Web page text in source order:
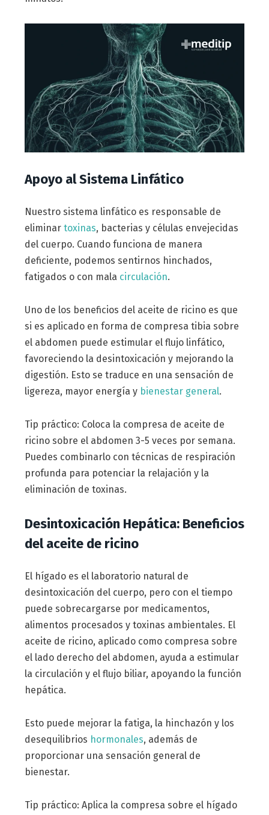
Apoyo al Sistema Linfático
Nuestro sistema linfático es responsable de
eliminar toxinas, bacterias y células envejecidas
del cuerpo. Cuando funciona de manera
deficiente, podemos sentirnos hinchados,
fatigados o con mala circulación.
Uno de los beneficios del aceite de ricino es que
si es aplicado en forma de compresa tibia sobre
el abdomen puede estimular el flujo linfático,
favoreciendo la desintoxicación y mejorando la
digestión. Esto se traduce en una sensación de
ligereza, mayor energía y bienestar general.
Tip práctico: Coloca la compresa de aceite de
ricino sobre el abdomen 3-5 veces por semana.
Puedes combinarlo con técnicas de respiración
profunda para potenciar la relajación y la
eliminación de toxinas.
Desintoxicación Hepática: Beneficios
del aceite de ricino
El hígado es el laboratorio natural de
desintoxicación del cuerpo, pero con el tiempo
puede sobrecargarse por medicamentos,
alimentos procesados y toxinas ambientales. El
aceite de ricino, aplicado como compresa sobre
el lado derecho del abdomen, ayuda a estimular
la circulación y el flujo biliar, apoyando la función
hepática.
Esto puede mejorar la fatiga, la hinchazón y los
desequilibrios hormonales, además de
proporcionar una sensación general de
bienestar.
Tip práctico: Aplica la compresa sobre el hígado